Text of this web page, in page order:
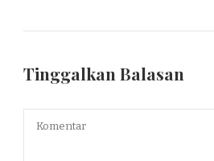
Tinggalkan Balasan